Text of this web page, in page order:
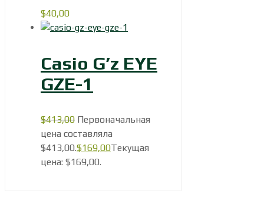
$40,00
Casio G’z EYE
GZE-1
$413,00 Первоначальная
цена составляла
$413,00.$169,00Текущая
цена: $169,00.